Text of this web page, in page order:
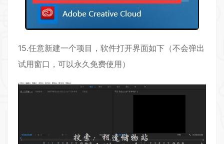
15.任意新建一个项目，软件打开界面如下（不会弹出
试用窗口，可以永久免费使用）